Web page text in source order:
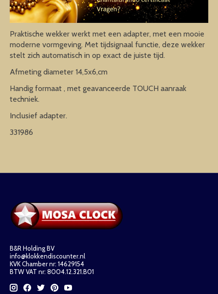
Praktische wekker werkt met een adapter, met een mooie
moderne vormgeving. Met tijdsignaal functie, deze wekker
stelt zich automatisch in op exact de juiste tijd.
Afmeting diameter 14,5x6,cm
Handig formaat , met geavanceerde TOUCH aanraak
techniek.
Inclusief adapter.
331986
B&R Holding BV
info@klokkendiscounter.nl
KVK Chamber nr: 14629154
BTW VAT nr: 8004.12.321.B01